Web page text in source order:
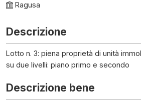
Ragusa
Descrizione
Lotto n. 3: piena proprietà di unità
su due livelli: piano primo e secondo
Descrizione bene